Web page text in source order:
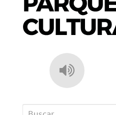
' . __('Search for:') . '